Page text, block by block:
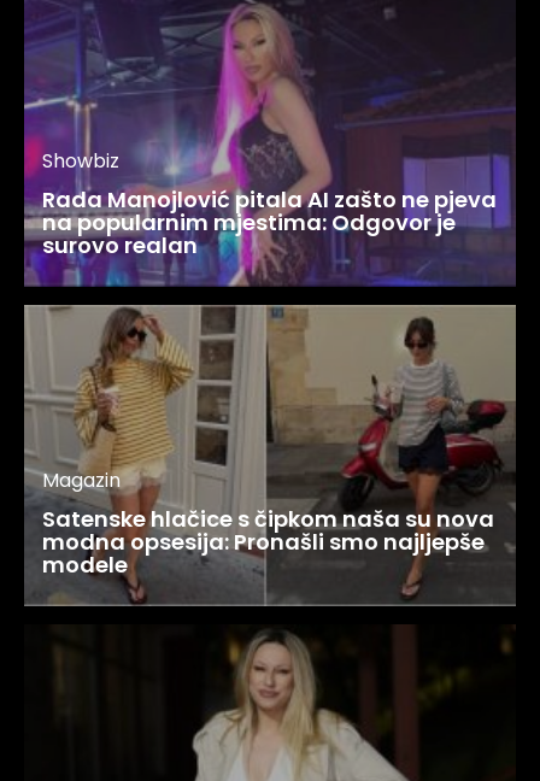
Showbiz
Rada Manojlović pitala AI zašto ne pjeva
na popularnim mjestima: Odgovor je
surovo realan
Magazin
Satenske hlačice s čipkom naša su nova
modna opsesija: Pronašli smo najljepše
modele